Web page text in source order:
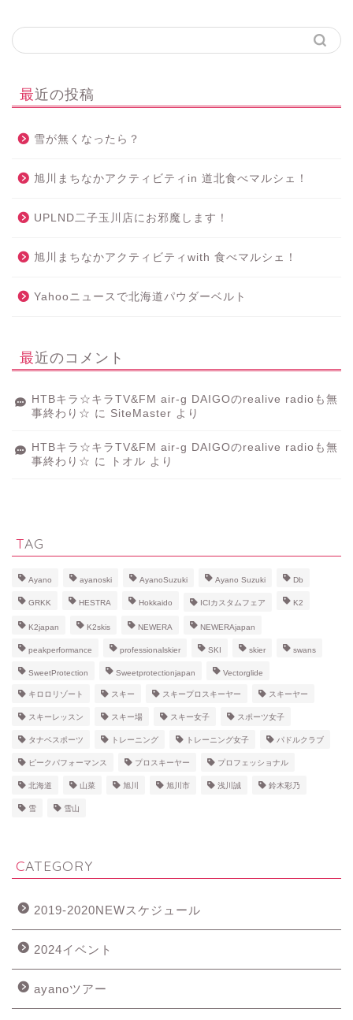
最近の投稿
雪が無くなったら？
旭川まちなかアクティビティin 道北食べマルシェ！
UPLND二子玉川店にお邪魔します！
旭川まちなかアクティビティwith 食べマルシェ！
Yahooニュースで北海道パウダーベルト
最近のコメント
HTBキラ☆キラTV&FM air-g DAIGOのrealive radioも無
事終わり☆ に SiteMaster より
HTBキラ☆キラTV&FM air-g DAIGOのrealive radioも無
事終わり☆ に トオル より
TAG
Ayano ayanoski AyanoSuzuki Ayano Suzuki Db
GRKK HESTRA Hokkaido ICIカスタムフェア K2
K2japan K2skis NEWERA NEWERAjapan
peakperformance professionalskier SKI skier swans
SweetProtection Sweetprotectionjapan Vectorglide
キロロリゾート スキー スキープロスキーヤー スキーヤー
スキーレッスン スキー場 スキー女子 スポーツ女子
タナベスポーツ トレーニング トレーニング女子 パドルクラブ
ピークパフォーマンス プロスキーヤー プロフェッショナル
北海道 山菜 旭川 旭川市 浅川誠 鈴木彩乃
雪 雪山
CATEGORY
2019-2020NEWスケジュール
2024イベント
ayanoツアー